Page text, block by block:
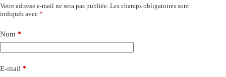
Votre adresse e-mail ne sera pas publiée. Les champs obligatoires sont
indiqués avec *
Nom *
E-mail *